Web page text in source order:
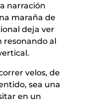
narración
maraña de
deja ver
resonando al
velos, de
sea una
en un